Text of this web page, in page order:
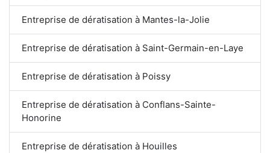
Entreprise de dératisation à Mantes-la-Jolie
Entreprise de dératisation à Saint-Germain-en-Laye
Entreprise de dératisation à Poissy
Entreprise de dératisation à Conflans-Sainte-
Honorine
Entreprise de dératisation à Houilles